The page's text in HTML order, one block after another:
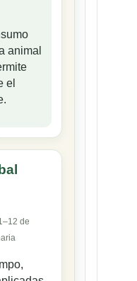
animal
el
de